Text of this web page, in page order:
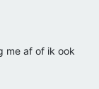
me af of ik ook